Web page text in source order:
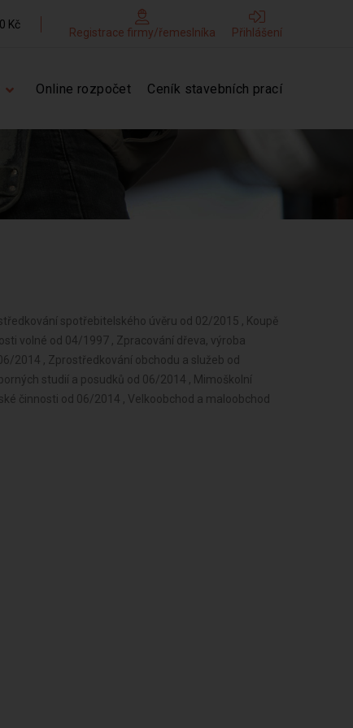
0 Kč
Registrace firmy/řemeslníka Přihlášení
Online rozpočet Ceník stavebních prací
spotřebitelského úvěru od 02/2015 , Koupě
volné od 04/1997 , Zpracování dřeva, výroba
2014 , Zprostředkování obchodu a služeb od
studií a posudků od 06/2014 , Mimoškolní
činnosti od 06/2014 , Velkoobchod a maloobchod